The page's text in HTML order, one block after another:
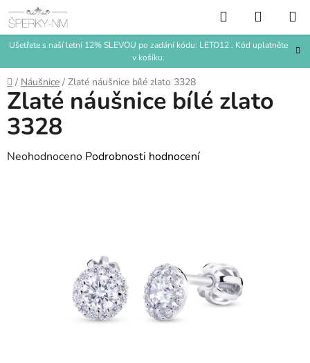
na
obsah
Ušetřete s naší letní 12% SLEVOU po zadání kódu: LETO12 . Kód uplatněte
v košíku.
Hledat
KOŠÍK
Domů
/ Náušnice / Zlaté náušnice bílé zlato 3328
Zlaté náušnice bílé zlato
3328
Průměrné
Neohodnoceno Podrobnosti hodnocení